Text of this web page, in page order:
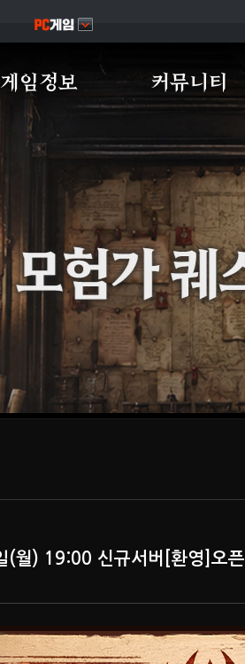
게임정보 커뮤니티
(월) 19:00 신규서버[환영]오픈